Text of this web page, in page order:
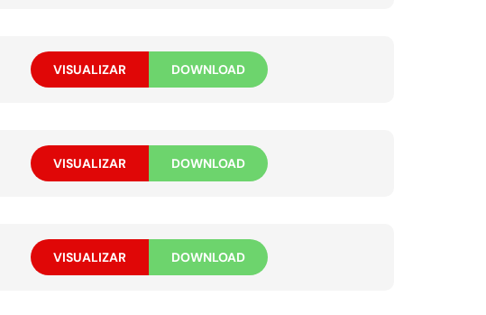
VISUALIZAR DOWNLOAD
VISUALIZAR DOWNLOAD
VISUALIZAR DOWNLOAD